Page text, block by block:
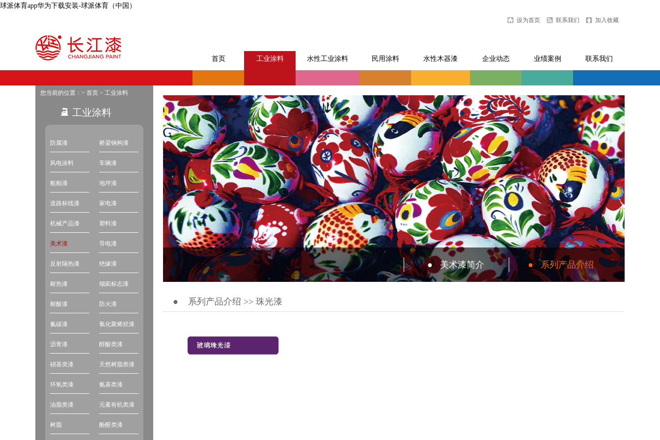
球派体育app华为下载安装-球派体育（中国）
设为首页 联系我们 加入收藏
首页 工业涂料 水性工业涂料 民用涂料 水性木器漆 企业动态 业绩案例 联系我们
您当前的位置：> 首页 > 工业涂料
工业涂料
防腐漆 桥梁钢构漆
风电涂料 车辆漆
船舶漆 地坪漆
道路标线漆 家电漆
机械产品漆 塑料漆
美术漆 导电漆
反射隔热漆 绝缘漆
耐热漆 烟囱标志漆
耐酸漆 防火漆
氟碳漆 氯化聚烯烃漆
沥青漆 醇酸类漆
硝基类漆 天然树脂类漆
环氧类漆 氨基类漆
油脂类漆 元素有机类漆
树脂 酚醛类漆
● 美术漆简介 ● 系列产品介绍
● 系列产品介绍 >> 珠光漆